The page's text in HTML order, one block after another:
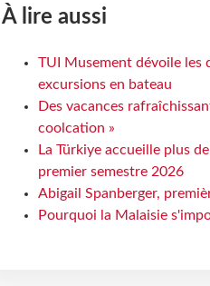
À lire aussi
TUI Musement dévoile les
excursions en bateau
Des vacances
coolcation »
La Türkiye accueille plus
premier semestre 2026
Abigail Spanberger,
Pourquoi la Malaisie